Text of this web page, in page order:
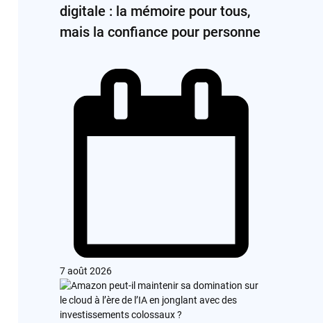
digitale : la mémoire pour tous,
mais la confiance pour personne
7 août 2026